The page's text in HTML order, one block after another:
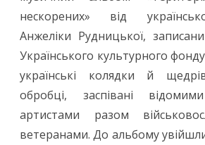
нескорених» від
Анжеліки Рудницької,
Українського культурного
українські колядки й
обробці, заспівані
артистами разом
ветеранами. До альбому